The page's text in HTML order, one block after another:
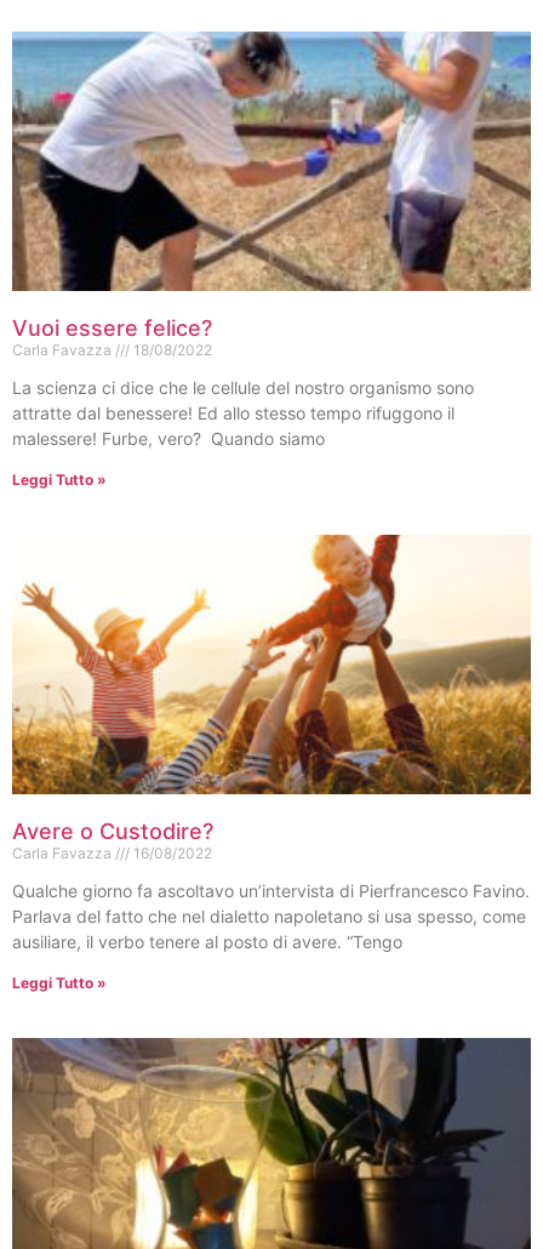
Vuoi essere felice?
Carla Favazza 18/08/2022
La scienza ci dice che le cellule del nostro organismo sono
attratte dal benessere! Ed allo stesso tempo rifuggono il
malessere! Furbe, vero? Quando siamo
Leggi Tutto »
Avere o Custodire?
Carla Favazza 16/08/2022
Qualche giorno fa ascoltavo un’intervista di Pierfrancesco Favino.
Parlava del fatto che nel dialetto napoletano si usa spesso, come
ausiliare, il verbo tenere al posto di avere. “Tengo
Leggi Tutto »